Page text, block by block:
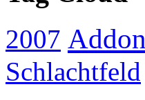
2007 Addon
Schlachtfeld